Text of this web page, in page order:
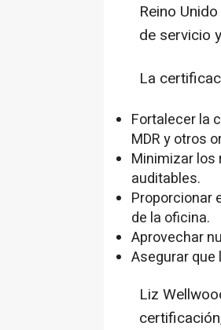
Reino
de servicio
La
Fortalecer la
MDR y otros
Minimizar los
auditables.
Proporcionar
de la oficina.
Aprovechar
Asegurar
Liz